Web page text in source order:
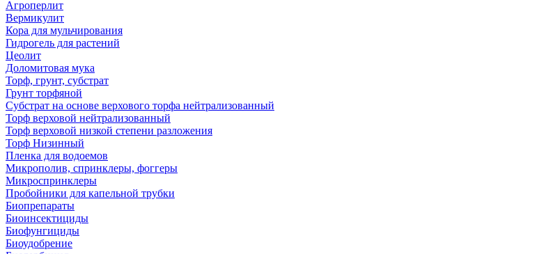
Агроперлит
Вермикулит
Кора для мульчирования
Гидрогель для растений
Цеолит
Доломитовая мука
Торф, грунт, субстрат
Грунт торфяной
Субстрат на основе верхового торфа нейтрализованный
Торф верховой нейтрализованный
Торф верховой низкой степени разложения
Торф Низинный
Пленка для водоемов
Микрополив, спринклеры, фоггеры
Микроспринклеры
Пробойники для капельной трубки
Биопрепараты
Биоинсектициды
Биофунгициды
Биоудобрение